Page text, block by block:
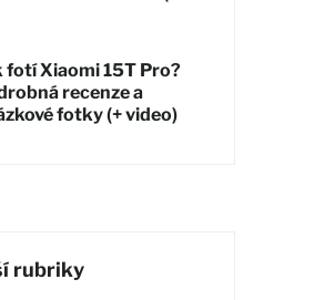
fotí Xiaomi 15T Pro?
recenze a
fotky (+ video)
rubriky